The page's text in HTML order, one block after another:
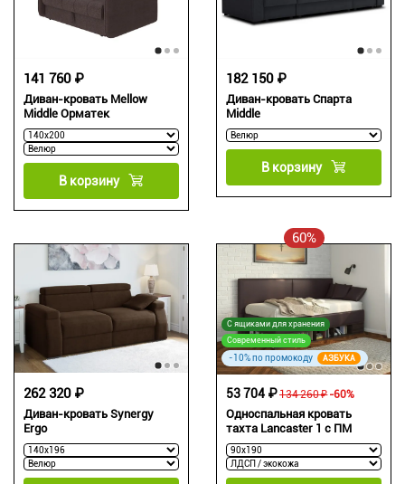
Диван-кровать Mellow
Middle Орматек
141 760 ₽
В корзину
Диван-кровать Спарта
Middle
182 150 ₽
В корзину
Диван-кровать Synergy
Ergo
262 320 ₽
60%
С ящиками для хранения
Современный стиль
-10% по промокоду АЗБУКА
Односпальная кровать
тахта Lancaster 1 с ПМ
134 260 ₽
53 704 ₽ -60%